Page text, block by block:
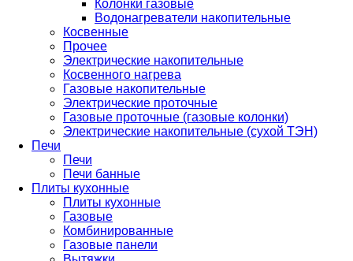
Колонки газовые
Водонагреватели накопительные
Косвенные
Прочее
Электрические накопительные
Косвенного нагрева
Газовые накопительные
Электрические проточные
Газовые проточные (газовые колонки)
Электрические накопительные (сухой ТЭН)
Печи
Печи
Печи банные
Плиты кухонные
Плиты кухонные
Газовые
Комбинированные
Газовые панели